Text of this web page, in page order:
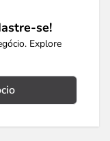
se!
Explore